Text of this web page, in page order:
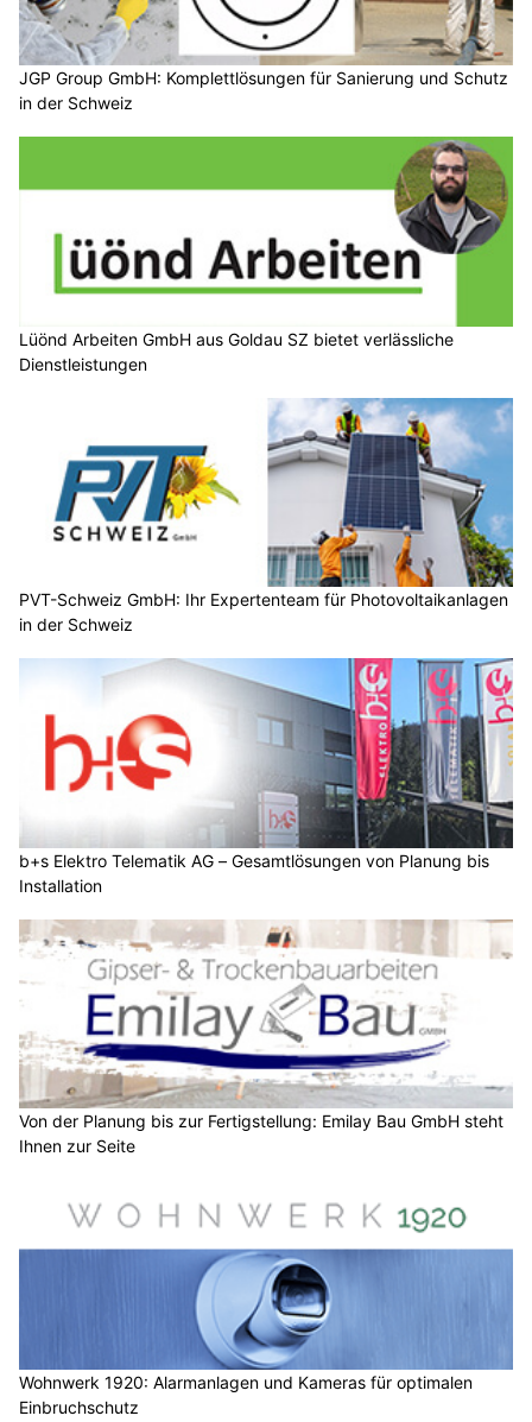
JGP Group GmbH: Komplettlösungen für Sanierung und Schutz
in der Schweiz
Lüönd Arbeiten GmbH aus Goldau SZ bietet verlässliche
Dienstleistungen
PVT-Schweiz GmbH: Ihr Expertenteam für Photovoltaikanlagen
in der Schweiz
b+s Elektro Telematik AG – Gesamtlösungen von Planung bis
Installation
Von der Planung bis zur Fertigstellung: Emilay Bau GmbH steht
Ihnen zur Seite
Wohnwerk 1920: Alarmanlagen und Kameras für optimalen
Einbruchschutz